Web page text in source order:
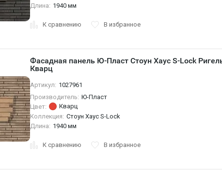
Длина: 1940 мм
К сравнению В избранное
Фасадная панель Ю-Пласт Стоун Хаус S-Lock
Кварц
Артикул: 1027961
Производитель: Ю-Пласт
Цвет:
Кварц
Коллекция: Стоун Хаус S-Lock
Длина: 1940 мм
К сравнению В избранное